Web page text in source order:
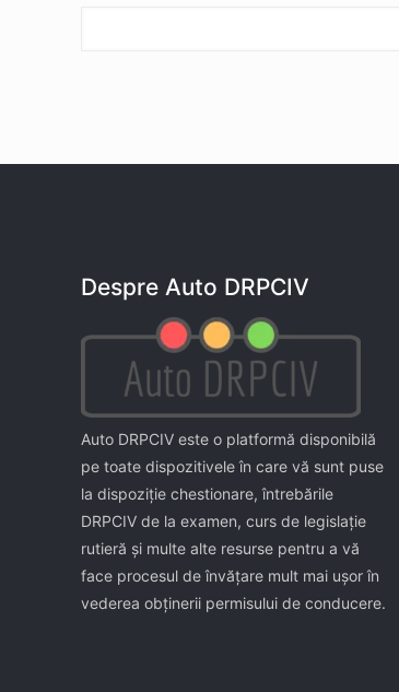
Despre Auto DRPCIV
Auto DRPCIV este o platformă disponibilă
pe toate dispozitivele în care vă sunt puse
la dispoziţie chestionare, întrebările
DRPCIV de la examen, curs de legislaţie
rutieră şi multe alte resurse pentru a vă
face procesul de învăţare mult mai uşor în
vederea obţinerii permisului de conducere.